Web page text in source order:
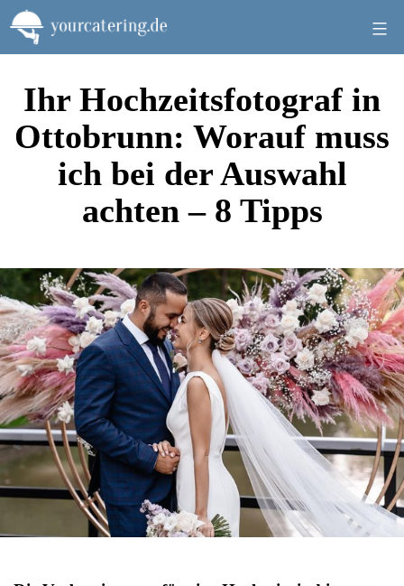
Zum
Inhalt
springen
Ihr Hochzeitsfotograf in
Ottobrunn: Worauf muss
ich bei der Auswahl
achten – 8 Tipps